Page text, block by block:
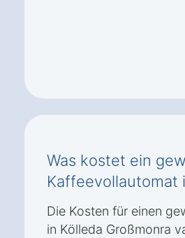
Was kostet ein
Kaffeevollautomat
Die Kosten für einen
in Kölleda Großmonra